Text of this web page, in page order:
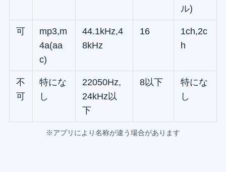
ル)
可
mp3,m
4a(aa
c)
44.1kHz,4
8kHz
16
1ch,2c
h
不
可
特にな
し
22050Hz,
24kHz以
下
8以下
特にな
し
※アプリにより名称が違う場合があります